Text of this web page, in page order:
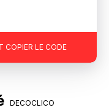
COPIER LE CODE
DECOCLICO